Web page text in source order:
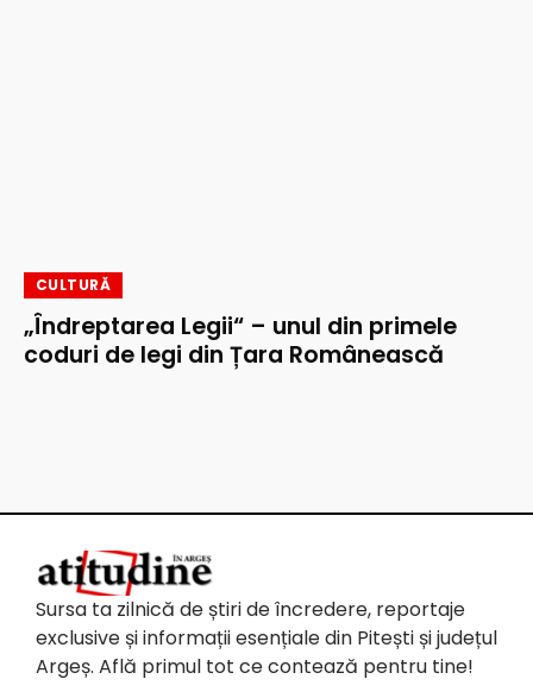
CULTURĂ
„Îndreptarea Legii“ – unul din primele
coduri de legi din Țara Românească
Sursa ta zilnică de știri de încredere, reportaje
exclusive și informații esențiale din Pitești și județul
Argeș. Află primul tot ce contează pentru tine!